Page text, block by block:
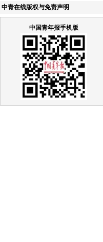
中青在线版权与免责声明
中国青年报手机版